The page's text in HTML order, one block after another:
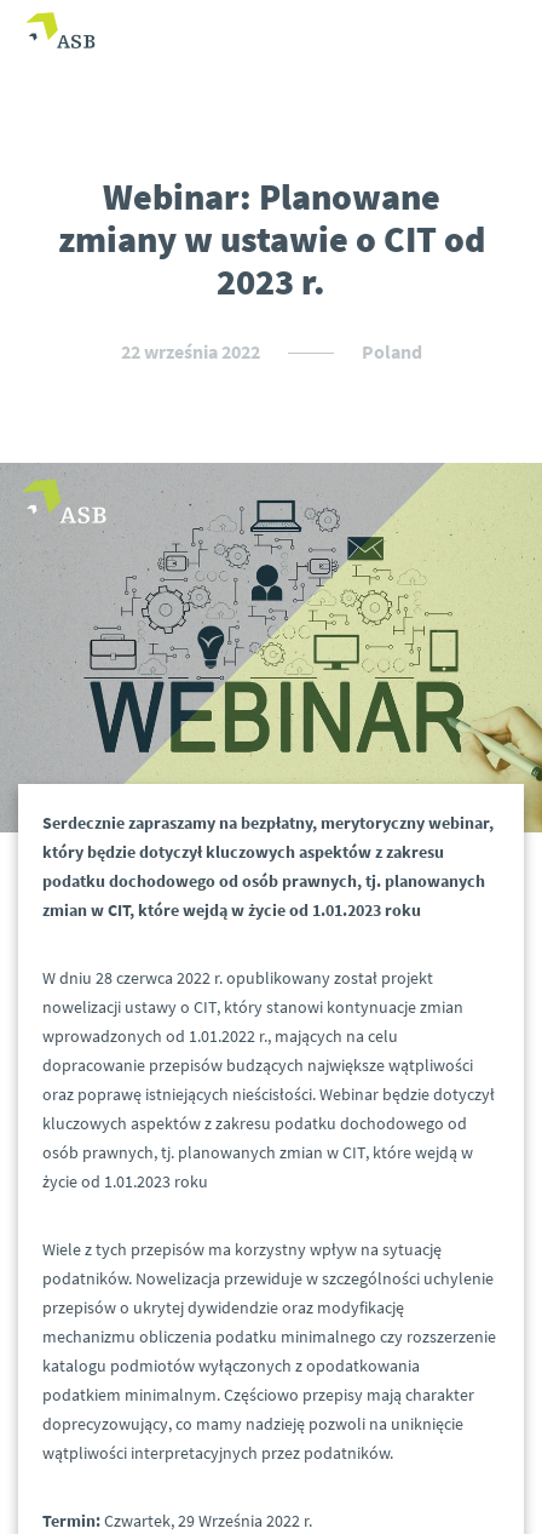
Webinar: Planowane
zmiany w ustawie o CIT od
2023 r.
22 września 2022 Poland
Serdecznie zapraszamy na bezpłatny, merytoryczny webinar,
który będzie dotyczył kluczowych aspektów z zakresu
podatku dochodowego od osób prawnych, tj. planowanych
zmian w CIT, które wejdą w życie od 1.01.2023 roku
W dniu 28 czerwca 2022 r. opublikowany został projekt
nowelizacji ustawy o CIT, który stanowi kontynuacje zmian
wprowadzonych od 1.01.2022 r., mających na celu
dopracowanie przepisów budzących największe wątpliwości
oraz poprawę istniejących nieścisłości. Webinar będzie dotyczył
kluczowych aspektów z zakresu podatku dochodowego od
osób prawnych, tj. planowanych zmian w CIT, które wejdą w
życie od 1.01.2023 roku
Wiele z tych przepisów ma korzystny wpływ na sytuację
podatników. Nowelizacja przewiduje w szczególności uchylenie
przepisów o ukrytej dywidendzie oraz modyfikację
mechanizmu obliczenia podatku minimalnego czy rozszerzenie
katalogu podmiotów wyłączonych z opodatkowania
podatkiem minimalnym. Częściowo przepisy mają charakter
doprecyzowujący, co mamy nadzieję pozwoli na uniknięcie
wątpliwości interpretacyjnych przez podatników.
Termin:Czwartek, 29 Września 2022 r.